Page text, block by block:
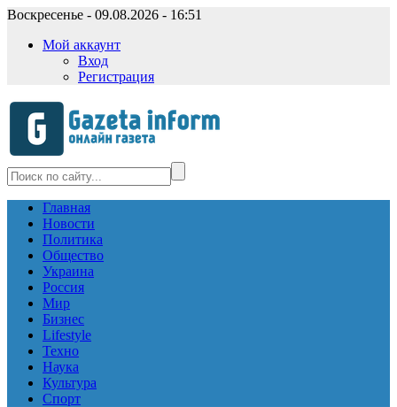
Воскресенье - 09.08.2026 - 16:51
Мой аккаунт
Вход
Регистрация
Главная
Новости
Политика
Общество
Украина
Россия
Мир
Бизнес
Lifestyle
Техно
Наука
Культура
Спорт